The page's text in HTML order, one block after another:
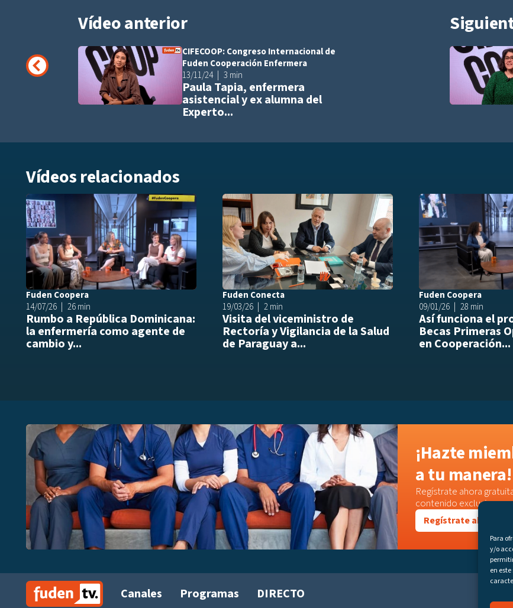
Para
y/o
en
Vídeo anterior
CIFECOOP: Congreso Internacional de
Fuden Cooperación Enfermera
13/11/24
3 min
Paula Tapia, enfermera
asistencial y ex alumna del
Experto...
Vídeos relacionados
Añadir a playlist
Fuden Coopera
14/07/26
26 min
Rumbo a República Dominicana:
la enfermería como agente de
cambio y...
Añadir a playlist
Fuden Conecta
19/03/26
2 min
Visita del viceministro de
Rectoría y Vigilancia de la Salud
de Paraguay a...
Fuden Coopera
09/01/26
28 min
Así funciona el
Becas Primeras
en Cooperación...
¡Hazte
a tu manera!
Regístrate ahora
contenido exclusivo o
Regístrate ahora
Canales Programas DIRECTO